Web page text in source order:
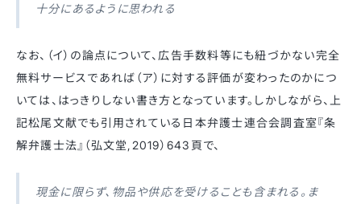
十分にあるように思われる
なお、（イ）の論点について、広告手数料等にも紐づかない完全
無料サービスであれば（ア）に対する評価が変わったのかにつ
いては、はっきりしない書き方となっています。しかしながら、上
記松尾文献でも引用されている日本弁護士連合会調査室『条
解弁護士法』（弘文堂,2019）643頁で、
現金に限らず、物品や供応を受けることも含まれる。ま